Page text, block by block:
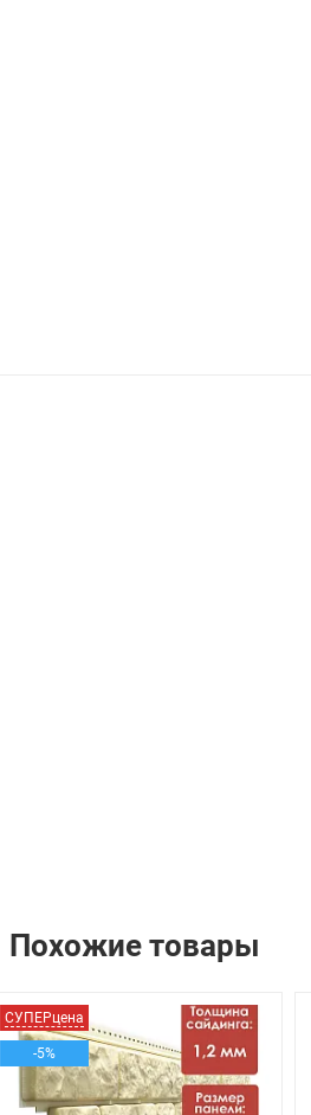
Похожие товары
СУПЕРцена
-5%